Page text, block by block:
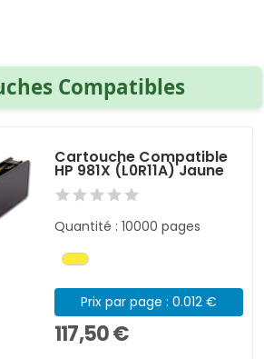
Compatibles
Cartouche Compatible
HP 981X (L0R11A) Jaune
Quantité : 10000 pages
Prix par page : 0.012 €
117,50 €